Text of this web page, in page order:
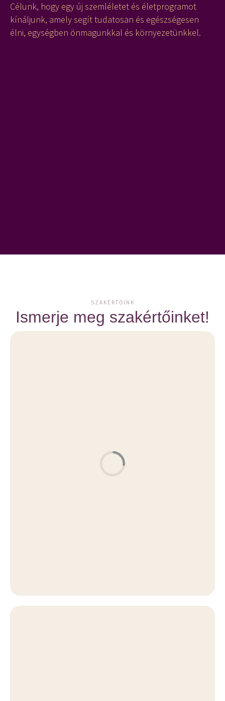
Célunk, hogy egy új szemléletet és életprogramot
kínáljunk, amely segít tudatosan és egészségesen
élni, egységben önmagunkkal és környezetünkkel.
SZAKÉRTŐINK
Ismerje meg szakértőinket!